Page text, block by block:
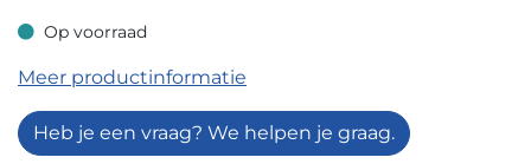
Op voorraad
Op voorraad
Meer productinformatie
Heb je een vraag? We helpen je graag.